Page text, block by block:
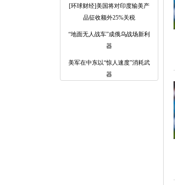
[环球财经]美国将对印度输美产
品征收额外25%关税
“地面无人战车”成俄乌战场新利
器
美军在中东以“惊人速度”消耗武
器